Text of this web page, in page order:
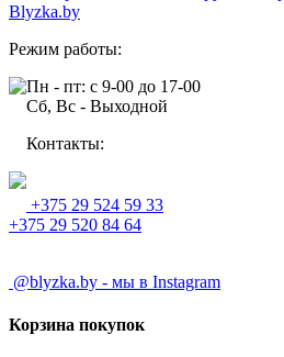
Режим работы:
Пн - пт: с 9-00 до 17-00
Сб, Вс - Выходной
Контакты:
+375 29 524 59 33
+375 29 520 84 64
@blyzka.by - мы в Instagram
Корзина покупок